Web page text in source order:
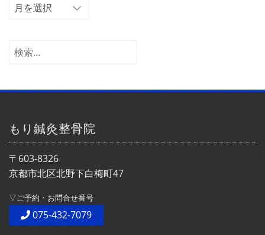
イ
検
もり鍼灸整骨院
〒603-8326
京都市北区北野下白梅町47
▽ご予約・お問合せ番号
075-432-7079